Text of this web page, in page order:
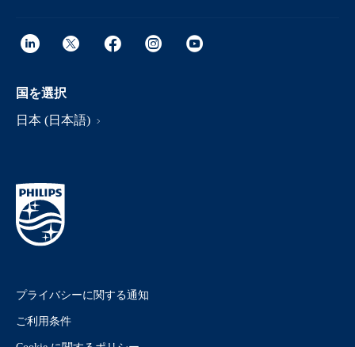
国を選択
日本 (日本語)
プライバシーに関する通知
ご利用条件